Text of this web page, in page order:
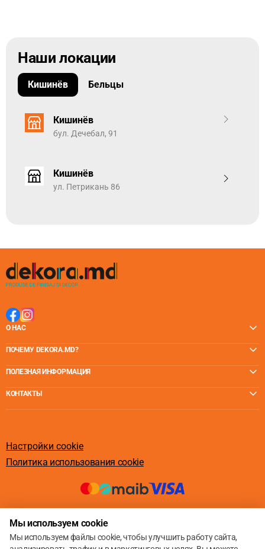
Наши локации
Кишинёв Бельцы
Кишинёв
бул. Дечебал, 91
Кишинёв
ул. Петрикань 86
О НАС
ПОЧЕМУ DEKORA.MD?
ПОЛЕЗНАЯ ИНФОРМАЦИЯ
КОНТАКТЫ
Настройки cookie
Политика использования cookie
Мы используем cookie
Мы используем файлы cookie, чтобы улучшить работу сайта,